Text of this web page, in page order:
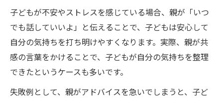
子どもが不安やストレスを感じている場合、親が「いつ
でも話していいよ」と伝えることで、子どもは安心して
自分の気持ちを打ち明けやすくなります。実際、親が共
感の言葉をかけることで、子どもが自分の気持ちを整理
できたというケースも多いです。
失敗例として、親がアドバイスを急いでしまうと、子ど